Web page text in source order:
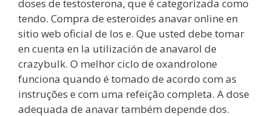
doses de testosterona, que é categorizada como
tendo. Compra de esteroides anavar online en
sitio web oficial de los e. Que usted debe tomar
en cuenta en la utilización de anavarol de
crazybulk. O melhor ciclo de oxandrolone
funciona quando é tomado de acordo com as
instruções e com uma refeição completa. A dose
adequada de anavar também depende dos.